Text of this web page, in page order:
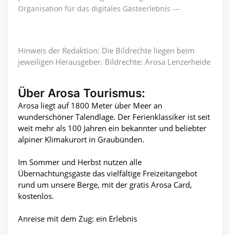
Organisation für das digitales Gästeerlebnis ---
Hinweis der Redaktion: Die Bildrechte liegen beim
jeweiligen Herausgeber. Bildrechte: Arosa Lenzerheide
Über Arosa Tourismus:
Arosa liegt auf 1800 Meter über Meer an
wunderschöner Talendlage. Der Ferienklassiker ist seit
weit mehr als 100 Jahren ein bekannter und beliebter
alpiner Klimakurort in Graubünden.
Im Sommer und Herbst nutzen alle
Übernachtungsgäste das vielfältige Freizeitangebot
rund um unsere Berge, mit der gratis Arosa Card,
kostenlos.
Anreise mit dem Zug: ein Erlebnis